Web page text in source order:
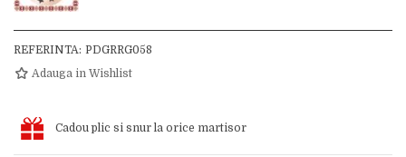
REFERINTA: PDGRRG058
Adauga in Wishlist
Cadou plic si snur la orice martisor